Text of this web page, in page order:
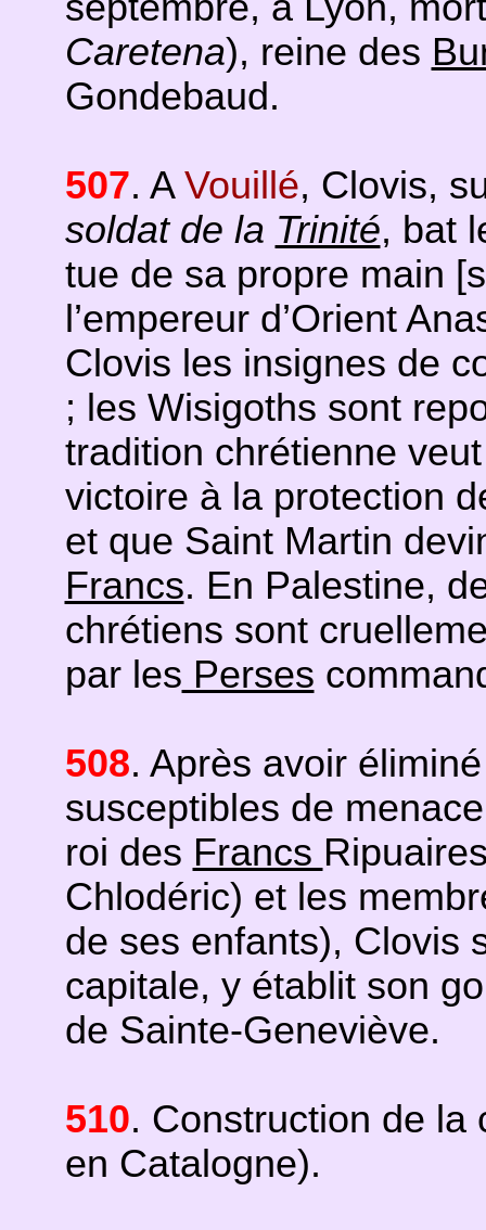
Caretena), reine des
Gondebaud.
507. A Vouillé, Clovis,
soldat de la Trinité, bat
tue de sa propre main
l’empereur d’Orient
Clovis les insignes de
; les Wisigoths sont
tradition chrétienne
victoire à la protection
et que Saint Martin
Francs. En Palestine,
chrétiens sont
par les Perses
508. Après avoir
susceptibles de
roi des Francs
Chlodéric) et les
de ses enfants), Clovis
capitale, y établit son
de Sainte-Geneviève.
510. Construction de la
en Catalogne).